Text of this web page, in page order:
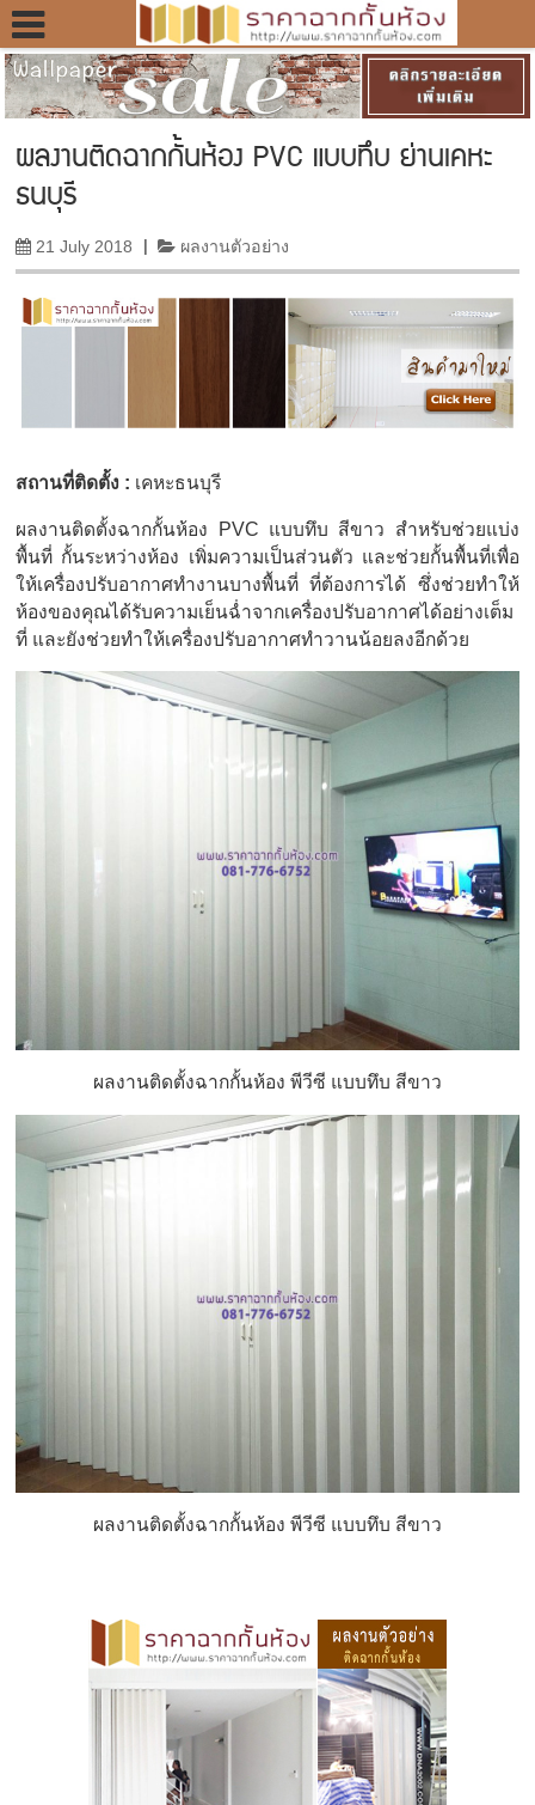
ผลงานติดฉากกั้นห้อง PVC แบบทึบ ย่านเคหะ
ธนบุรี
21 July 2018 ผลงานตัวอย่าง
สถานที่ติดตั้ง : เคหะธนบุรี
ผลงานติดตั้งฉากกั้นห้อง PVC แบบทึบ สีขาว สำหรับช่วยแบ่ง
พื้นที่ กั้นระหว่างห้อง เพิ่มความเป็นส่วนตัว และช่วยกั้นพื้นที่เพื่อ
ให้เครื่องปรับอากาศทำงานบางพื้นที่ ที่ต้องการได้ ซึ่งช่วยทำให้
ห้องของคุณได้รับความเย็นฉ่ำจากเครื่องปรับอากาศได้อย่างเต็ม
ที่ และยังช่วยทำให้เครื่องปรับอากาศทำวานน้อยลงอีกด้วย
ผลงานติดตั้งฉากกั้นห้อง พีวีซี แบบทึบ สีขาว
ผลงานติดตั้งฉากกั้นห้อง พีวีซี แบบทึบ สีขาว